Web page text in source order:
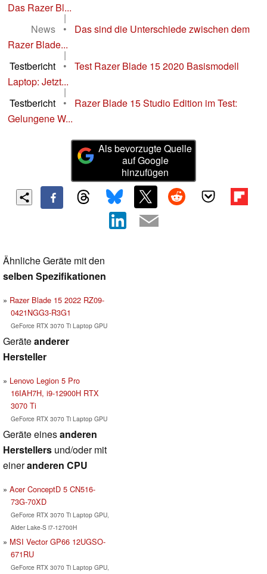
Das Razer Bl...
|
News
•
Das sind die Unterschiede zwischen dem
Razer Blade...
|
Testbericht
•
Test Razer Blade 15 2020 Basismodell
Laptop: Jetzt...
|
Testbericht
•
Razer Blade 15 Studio Edition im Test:
Gelungene W...
Als bevorzugte Quelle
auf Google
hinzufügen
Ähnliche Geräte mit den
selben Spezifikationen
Razer Blade 15 2022 RZ09-
0421NGG3-R3G1
GeForce RTX 3070 Ti Laptop GPU
Geräteanderer
Hersteller
Lenovo Legion 5 Pro
16IAH7H, i9-12900H RTX
3070 Ti
GeForce RTX 3070 Ti Laptop GPU
Geräte einesanderen
Herstellers und/oder mit
eineranderen CPU
Acer ConceptD 5 CN516-
73G-70XD
GeForce RTX 3070 Ti Laptop GPU,
Alder Lake-S i7-12700H
MSI Vector GP66 12UGSO-
671RU
GeForce RTX 3070 Ti Laptop GPU,